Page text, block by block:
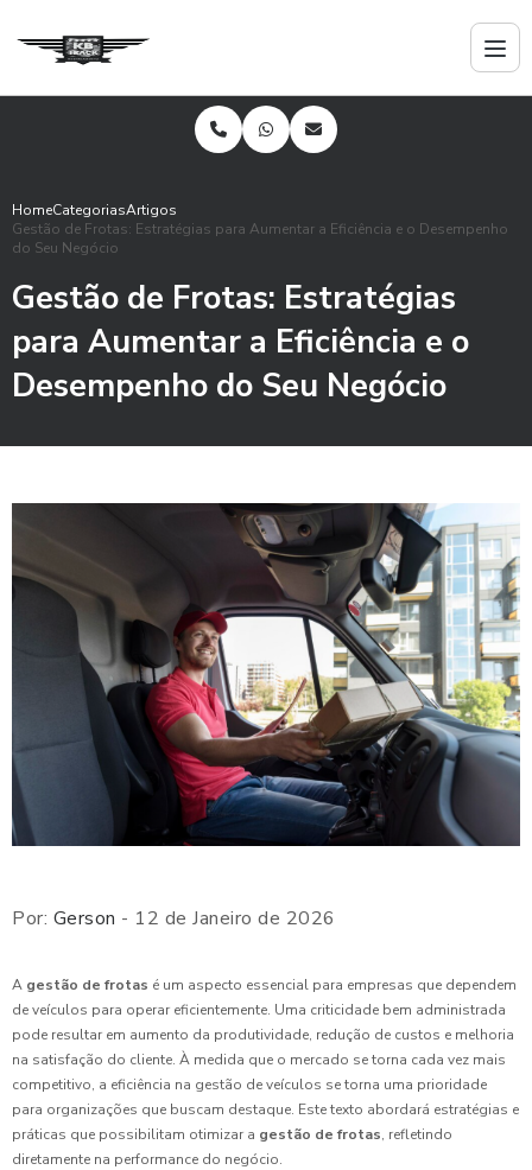
HomeCategoriasArtigos
Gestão de Frotas: Estratégias para Aumentar a Eficiência e o Desempenho
do Seu Negócio
Gestão de Frotas: Estratégias
para Aumentar a Eficiência e o
Desempenho do Seu Negócio
Por: Gerson - 12 de Janeiro de 2026
A gestão de frotas é um aspecto essencial para empresas que dependem
de veículos para operar eficientemente. Uma criticidade bem administrada
pode resultar em aumento da produtividade, redução de custos e melhoria
na satisfação do cliente. À medida que o mercado se torna cada vez mais
competitivo, a eficiência na gestão de veículos se torna uma prioridade
para organizações que buscam destaque. Este texto abordará estratégias e
práticas que possibilitam otimizar a gestão de frotas, refletindo
diretamente na performance do negócio.